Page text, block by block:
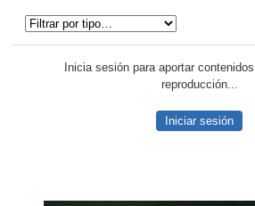
Inicia sesión para aportar
reproducción...
Iniciar sesión